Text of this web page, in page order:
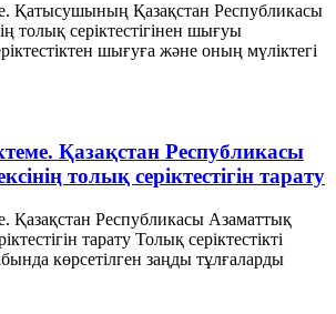
Қатысушының Қазақстан Республикасы
толық серіктестігінен шығуы
шығуға және оның мүліктегі
Қазақстан Республикасы
толық серіктестігін тарату
Қазақстан Республикасы Азаматтық
тарату Толық серіктестікті
көрсетілген заңды тұлғаларды